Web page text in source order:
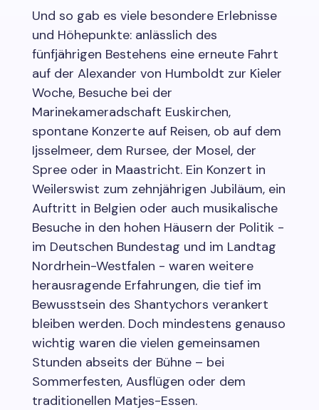
Und so gab es viele besondere Erlebnisse
und Höhepunkte: anlässlich des
fünfjährigen Bestehens eine erneute Fahrt
auf der Alexander von Humboldt zur Kieler
Woche, Besuche bei der
Marinekameradschaft Euskirchen,
spontane Konzerte auf Reisen, ob auf dem
Ijsselmeer, dem Rursee, der Mosel, der
Spree oder in Maastricht. Ein Konzert in
Weilerswist zum zehnjährigen Jubiläum, ein
Auftritt in Belgien oder auch musikalische
Besuche in den hohen Häusern der Politik -
im Deutschen Bundestag und im Landtag
Nordrhein-Westfalen - waren weitere
herausragende Erfahrungen, die tief im
Bewusstsein des Shantychors verankert
bleiben werden. Doch mindestens genauso
wichtig waren die vielen gemeinsamen
Stunden abseits der Bühne – bei
Sommerfesten, Ausflügen oder dem
traditionellen Matjes-Essen.